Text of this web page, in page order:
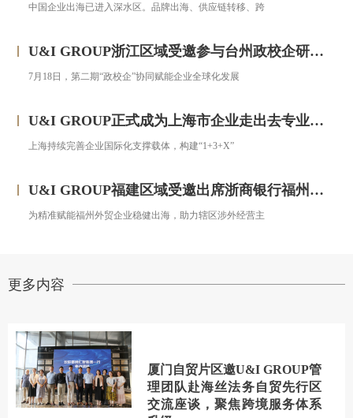
中国企业出海已进入深水区。品牌出海、供应链转移、跨
U&I GROUP浙江区域受邀参与台州政校企研修班，助力浙企搭建跨境投资合规框架
7月18日，第二期“政校企”协同赋能企业全球化发展
U&I GROUP正式成为上海市企业走出去专业服务联盟成员
上海持续完善企业国际化支撑载体，构建“1+3+X”
U&I GROUP福建区域受邀出席浙商银行福州分行跨境金融服务宣讲会圆满落幕
为精准赋能福州外贸企业稳健出海，助力辖区涉外经营主
更多内容
厦门自贸片区邀U&I GROUP管
理团队赴海丝法务自贸先行区
交流座谈，聚焦跨境服务体系